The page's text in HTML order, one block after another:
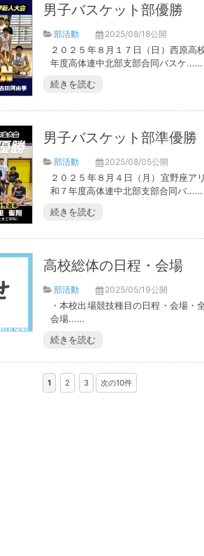
男子バスケット部優勝
部活動
2025/08/18公開
２０２５年８月１７日（日）西原高
年度高体連中北部支部合同バスケ...…
続きを読む
男子バスケット部準優勝
部活動
2025/08/05公開
２０２５年８月４日（月）宜野座ア
和７年度高体連中北部支部合同バ...…
続きを読む
高校総体の日程・会場
部活動
2025/05/19公開
・本校出場競技種目の日程・会場・
会場...…
続きを読む
1 2 3 次の10件